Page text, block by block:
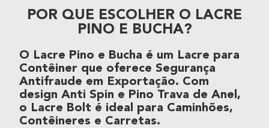
POR QUE ESCOLHER O LACRE
PINO E BUCHA?
O Lacre Pino e Bucha é um Lacre para
Contêiner que oferece Segurança
Antifraude em Exportação. Com
design Anti Spin e Pino Trava de Anel ,
o Lacre Bolt é ideal para Caminhões,
Contêineres e Carretas.